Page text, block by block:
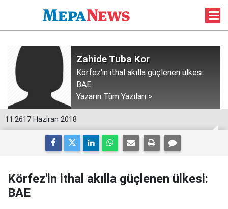
Zahide Tuba Kor
Körfez'in ithal akılla güçlenen ülkesi:
BAE
Yazarın Tüm Yazıları >
11:2617 Haziran 2018
Körfez'in ithal akılla güçlenen ülkesi:
BAE